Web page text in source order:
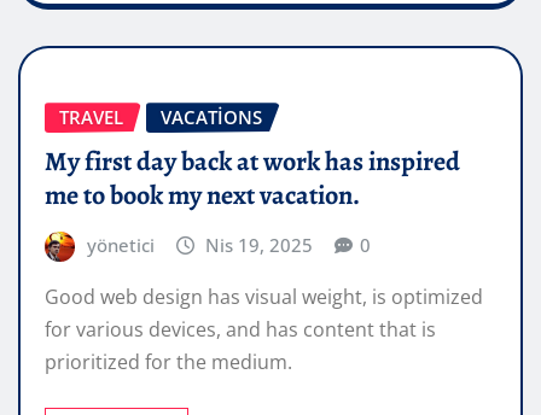
TRAVEL VACATIONS
My first day back at work has inspired
me to book my next vacation.
yönetici Nis 19, 2025 0
Good web design has visual weight, is optimized
for various devices, and has content that is
prioritized for the medium.